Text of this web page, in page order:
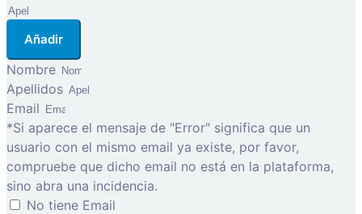
Añadir
Nombre
Apellidos
Email
*Si aparece el mensaje de "Error" significa que un
usuario con el mismo email ya existe, por favor,
compruebe que dicho email no está en la plataforma,
sino abra una incidencia.
No tiene Email